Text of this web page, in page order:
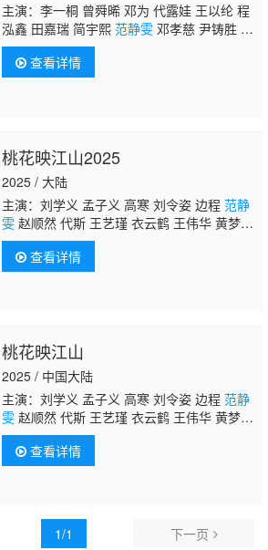
主演：李一桐 曾舜晞 邓为 代露娃 王以纶 程
泓鑫 田嘉瑞 简宇熙 范静雯邓孝慈 尹铸胜 鲍
大志 黑子 张晞临
查看详情
桃花映江山2025
2025 / 大陆
主演：刘学义 孟子义 高寒 刘令姿 边程 范静
雯赵顺然 代斯 王艺瑾 衣云鹤 王伟华 黄梦
莹 张垒 漆培鑫 王佳璇 许静雅 朱戬 邵伟桐 王
雅佳 闫玉晨 李芳硕
查看详情
桃花映江山
2025 / 中国大陆
主演：刘学义 孟子义 高寒 刘令姿 边程 范静
雯赵顺然 代斯 王艺瑾 衣云鹤 王伟华 黄梦
莹 张垒 漆培鑫 王佳璇 许静雅 朱戬 邵伟桐 王
雅佳 闫玉晨 李芳硕
查看详情
1/1 下一页